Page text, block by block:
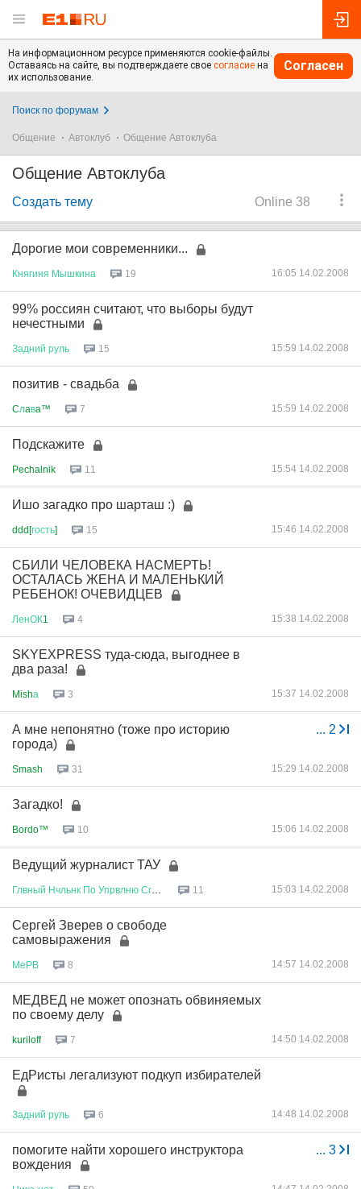
На информационном ресурсе применяются cookie-файлы.
Оставаясь на сайте, вы подтверждаете свое согласие на
их использование.
Согласен
Поиск по форумам
Общение Автоклуб Общение Автоклуба
Общение Автоклуба
Online 38
Создать тему
Дорогие мои современники...
Княгиня Мышкина 19 16:05 14.02.2008
99% россиян считают, что выборы будут
нечестными
Задний руль 15 15:59 14.02.2008
позитив - свадьба
Cлaвa™ 7 15:59 14.02.2008
Подскажите
Pechalnik 11 15:54 14.02.2008
Ишо загадко про шарташ :)
ddd[гость] 15 15:46 14.02.2008
СБИЛИ ЧЕЛОВЕКА НАСМЕРТЬ!
ОСТАЛАСЬ ЖЕНА И МАЛЕНЬКИЙ
РЕБЕНОК! ОЧЕВИДЦЕВ
ЛенОК1 4 15:38 14.02.2008
SKYEXPRESS туда-сюда, выгоднее в
два раза!
Mishа 3 15:37 14.02.2008
... 2
А мне непонятно (тоже про историю
города)
Smash 31 15:29 14.02.2008
Загадко!
Bordo™ 10 15:06 14.02.2008
Ведущий журналист ТАУ
Глвный Нчльнк По Упрвлню Сглсв 11 15:03 14.02.2008
Сергей Зверев о свободе
самовыражения
МеРВ 8 14:57 14.02.2008
МЕДВЕД не может опознать обвиняемых
по своему делу
kuriloff 7 14:50 14.02.2008
ЕдРисты легализуют подкуп избирателей
Задний руль 6 14:48 14.02.2008
... 3
помогите найти хорошего инструктора
вождения